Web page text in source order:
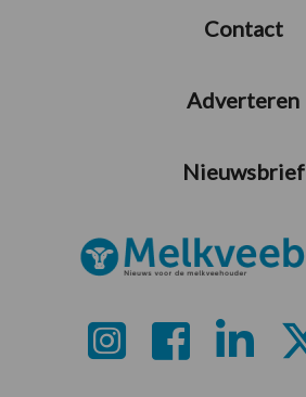
Contact
Adverteren
Nieuwsbrief